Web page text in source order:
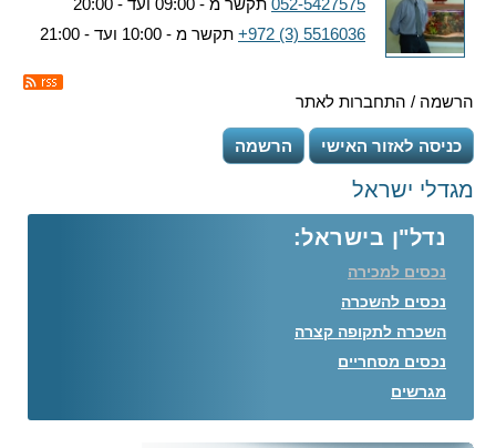
052-5427575 תקשר מ - 09:00 ועד - 20:00
+972 (3) 5516036 תקשר מ - 10:00 ועד - 21:00
הרשמה / התחברות לאתר
כניסה לאזור האישי הרשמה
מגדלי ישראל
נדל"ן בישראל:
נכסים למכירה
נכסים להשכרה
השכרה לתקופה קצרה
נכסים מסחריים
מגרשים